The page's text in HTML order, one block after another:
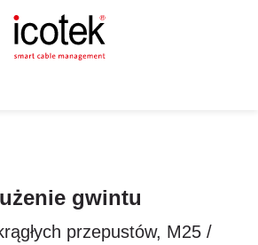
gwintu
przepustów, M25 /